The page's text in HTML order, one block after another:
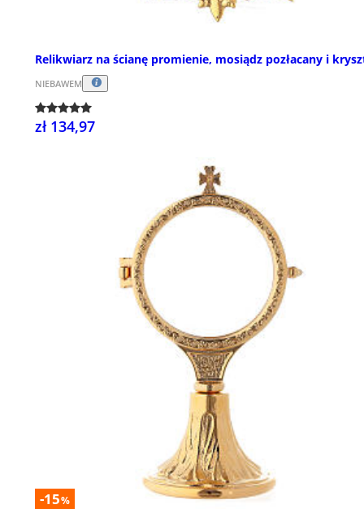
Relikwiarz na ścianę promienie, mosiądz pozłacany i
NIEBAWEM
zł 134,97
-15%